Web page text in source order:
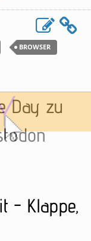
BROWSER
Day zu
- Klappe,